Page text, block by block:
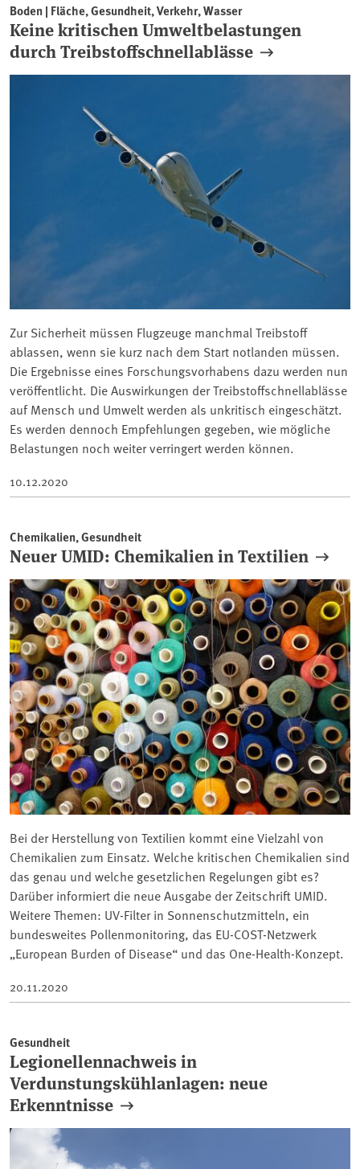
Boden | Fläche, Gesundheit, Verkehr, Wasser
Keine kritischen Umweltbelastungen
durch Treibstoffschnellablässe
Zur Sicherheit müssen Flugzeuge manchmal Treibstoff
ablassen, wenn sie kurz nach dem Start notlanden müssen.
Die Ergebnisse eines Forschungsvorhabens dazu werden nun
veröffentlicht. Die Auswirkungen der Treibstoffschnellablässe
auf Mensch und Umwelt werden als unkritisch eingeschätzt.
Es werden dennoch Empfehlungen gegeben, wie mögliche
Belastungen noch weiter verringert werden können.
10.12.2020
Chemikalien, Gesundheit
Neuer UMID: Chemikalien in Textilien
Bei der Herstellung von Textilien kommt eine Vielzahl von
Chemikalien zum Einsatz. Welche kritischen Chemikalien sind
das genau und welche gesetzlichen Regelungen gibt es?
Darüber informiert die neue Ausgabe der Zeitschrift UMID.
Weitere Themen: UV-Filter in Sonnenschutzmitteln, ein
bundesweites Pollenmonitoring, das EU-COST-Netzwerk
„European Burden of Disease“ und das One-Health-Konzept.
20.11.2020
Gesundheit
Legionellennachweis in
Verdunstungskühlanlagen: neue
Erkenntnisse